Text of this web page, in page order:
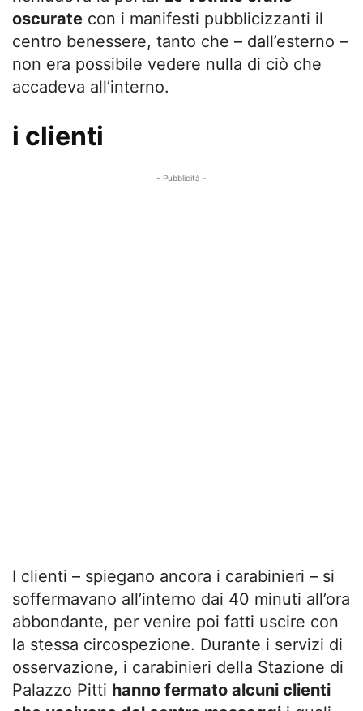
oscurate con i manifesti pubblicizzanti il
centro benessere, tanto che – dall’esterno –
non era possibile vedere nulla di ciò che
accadeva all’interno.
i clienti
- Pubblicità -
I clienti – spiegano ancora i carabinieri – si
soffermavano all’interno dai 40 minuti all’ora
abbondante, per venire poi fatti uscire con
la stessa circospezione. Durante i servizi di
osservazione, i carabinieri della Stazione di
Palazzo Pitti hanno fermato alcuni clienti